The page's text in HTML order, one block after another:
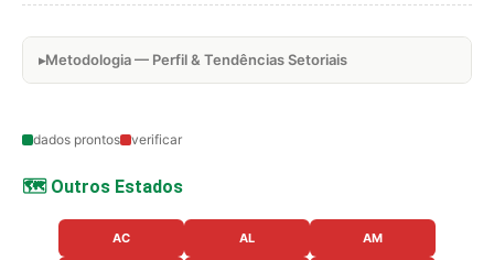
Metodologia — Perfil & Tendências Setoriais
dados prontos verificar
🗺️ Outros Estados
AC AL AM